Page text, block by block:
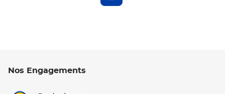
Nos Engagements